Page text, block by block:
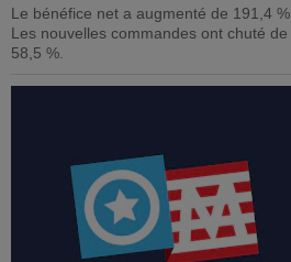
Le bénéfice net a augmenté de 191,4 %.
Les nouvelles commandes ont chuté de
58,5 %.